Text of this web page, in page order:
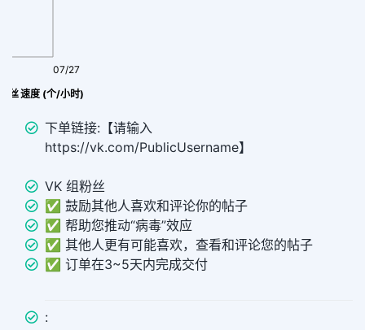
丝 速度 (个/小时)
07/27
下单链接:【请输入
https://vk.com/PublicUsername】
VK 组粉丝
✅ 鼓励其他人喜欢和评论你的帖子
✅ 帮助您推动“病毒”效应
✅ 其他人更有可能喜欢，查看和评论您的帖子
✅ 订单在3~5天内完成交付
: